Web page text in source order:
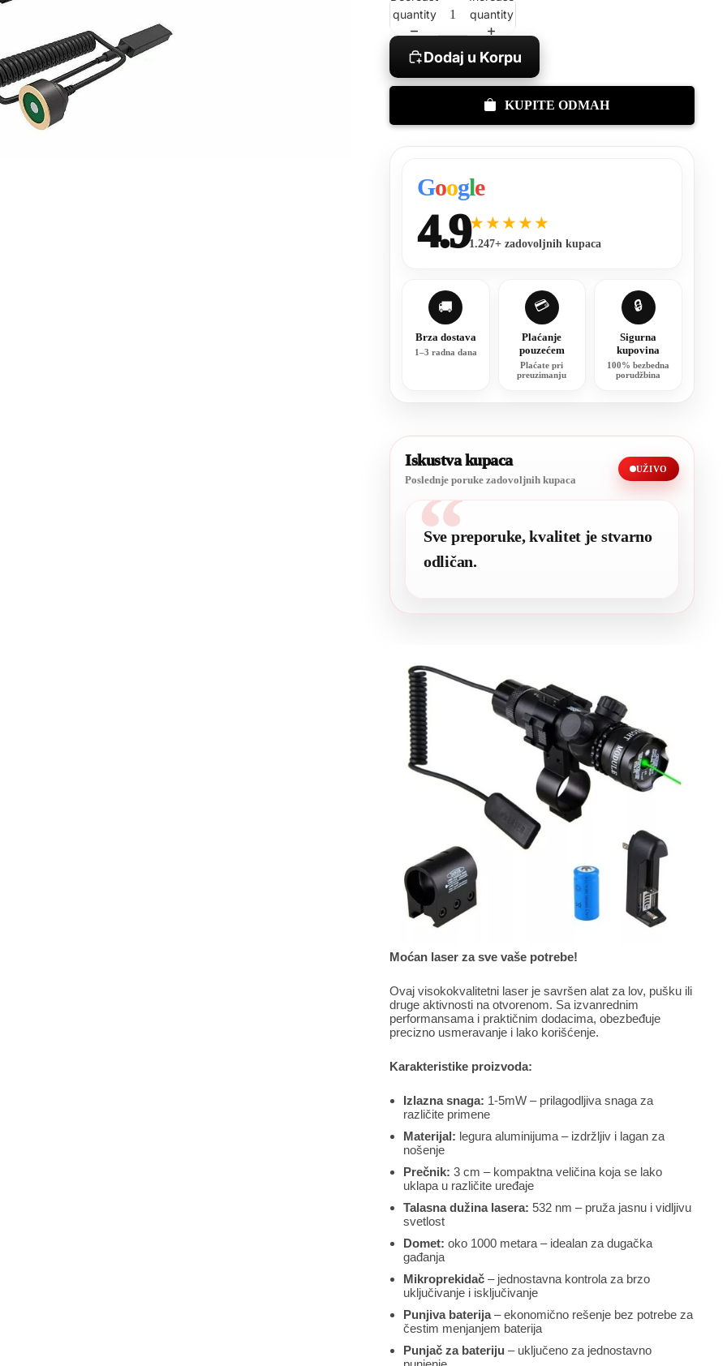
quantity
quantity
Dodaj u Korpu
KUPITE ODMAH
Google
4.9★★★★★
1.247+ zadovoljnih kupaca
🚚
Brza dostava
1–3 radna dana
💳
Plaćanje
pouzećem
Plaćate pri
preuzimanju
🔒
Sigurna
kupovina
100% bezbedna
porudžbina
Iskustva kupaca
Poslednje poruke zadovoljnih kupaca
UŽIVO
“
Sve preporuke, kvalitet je stvarno
odličan.
Moćan laser za sve vaše potrebe!
Ovaj visokokvalitetni laser je savršen alat za lov, pušku ili
druge aktivnosti na otvorenom. Sa izvanrednim
performansama i praktičnim dodacima, obezbeđuje
precizno usmeravanje i lako korišćenje.
Karakteristike proizvoda:
Izlazna snaga: 1-5mW – prilagodljiva snaga za
različite primene
Materijal: legura aluminijuma – izdržljiv i lagan za
nošenje
Prečnik: 3 cm – kompaktna veličina koja se lako
uklapa u različite uređaje
Talasna dužina lasera: 532 nm – pruža jasnu i vidljivu
svetlost
Domet: oko 1000 metara – idealan za dugačka
gađanja
Mikroprekidač – jednostavna kontrola za brzo
uključivanje i isključivanje
Punjiva baterija – ekonomično rešenje bez potrebe za
čestim menjanjem baterija
Punjač za bateriju – uključeno za jednostavno